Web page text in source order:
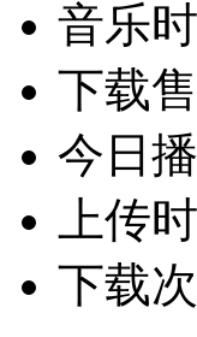
音乐
下载
今日
上传
下载